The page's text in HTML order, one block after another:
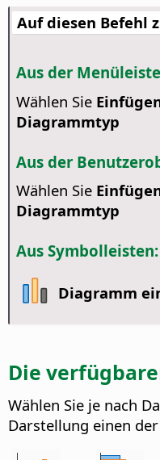
Auf diesen Befehl
Aus der
Wählen Sie
Diagrammtyp
Aus der
Wählen Sie
Diagrammtyp
Aus Symbolleisten:
Diagramm
Die
Wählen Sie je nach
Darstellung einen